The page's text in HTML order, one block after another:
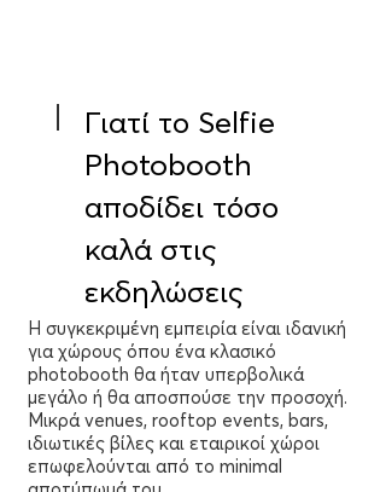
Γιατί το Selfie
Photobooth
αποδίδει τόσο
καλά στις
εκδηλώσεις
Η συγκεκριμένη εμπειρία είναι ιδανική
για χώρους όπου ένα κλασικό
photobooth θα ήταν υπερβολικά
μεγάλο ή θα αποσπούσε την προσοχή.
Μικρά venues, rooftop events, bars,
ιδιωτικές βίλες και εταιρικοί χώροι
επωφελούνται από το minimal